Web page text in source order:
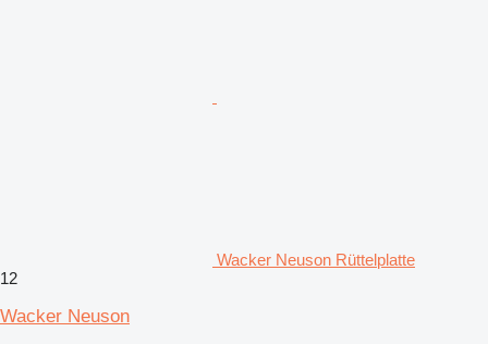
Wacker Neuson Rüttelplatte
12
Wacker Neuson